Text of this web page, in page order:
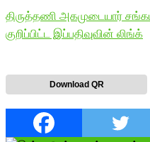
திருத்தணி அகமுடையார்
குறிப்பிட்ட இப்பதிவுவின் லிங்க்
Download QR